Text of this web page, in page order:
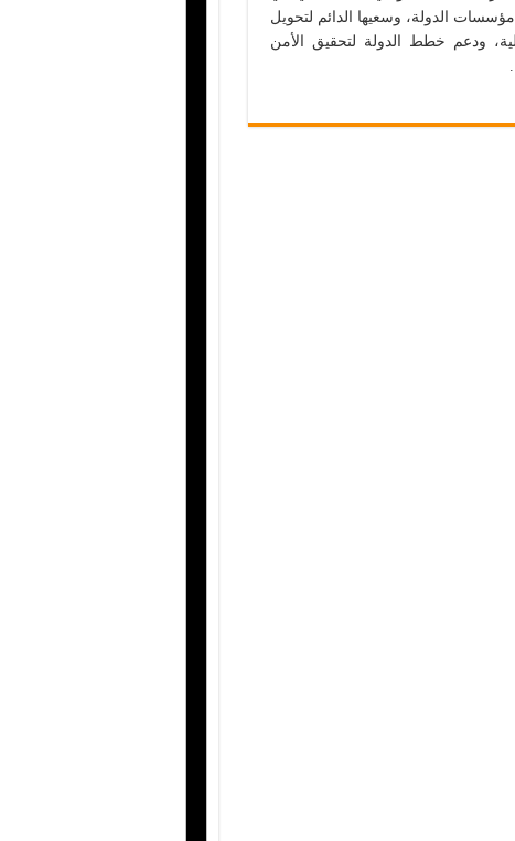
مؤسسات الدولة، وسعيها الدائم لتحويل
ودعم خطط الدولة لتحقيق الأمن